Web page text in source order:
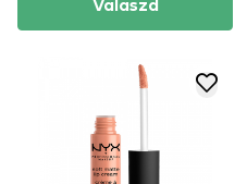
Válaszd